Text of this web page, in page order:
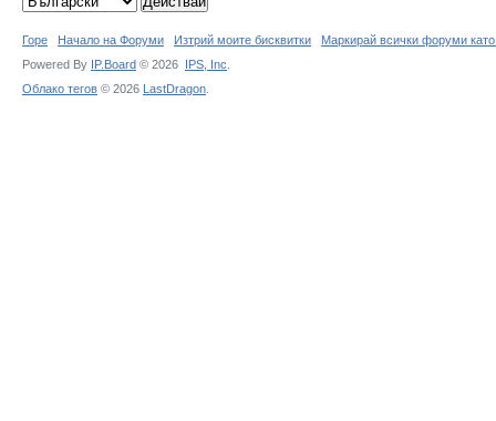
Горе Начало на Форуми Изтрий моите бисквитки
Маркирай всички форуми
Powered By IP.Board © 2026 IPS, Inc
Облако тегов © 2026 LastDragon